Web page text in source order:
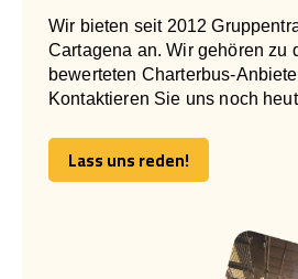
Wir bieten seit 2012
Cartagena an. Wir gehören zu
bewerteten Charterbus-
Kontaktieren Sie uns noch
Lass uns reden!
Lass uns reden!